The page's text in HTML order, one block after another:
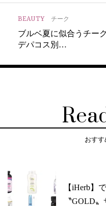
BEAUTY チーク
ブルベ夏に似合うチー
デパコス別…
おす
【iHerb】
〝GOLD〟